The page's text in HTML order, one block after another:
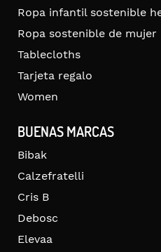
Ropa infantil sostenible
Ropa sostenible de mujer
Tablecloths
Tarjeta regalo
Women
BUENAS MARCAS
Bibak
Calzefratelli
Cris B
Debosc
Elevaa